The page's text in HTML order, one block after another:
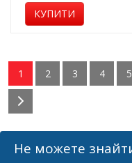
КУПИТИ
1 2 3 4 5
Не можете